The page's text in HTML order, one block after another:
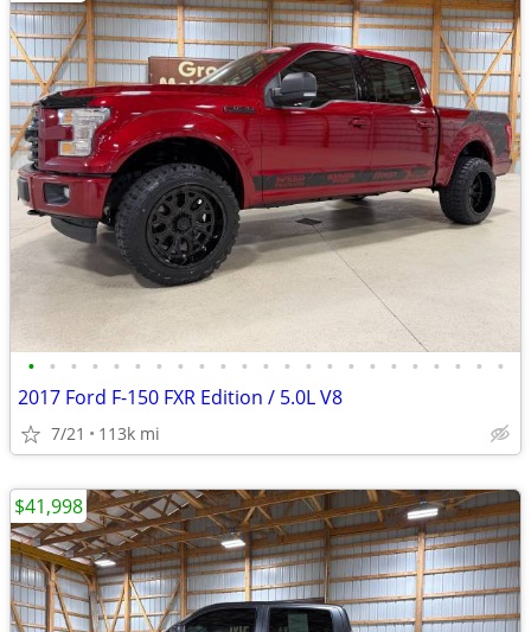
• • • • • • • • • • • • • • • • • • • • • • •
2017 Ford F-150 FXR Edition / 5.0L V8
7/21 113k mi
$41,998